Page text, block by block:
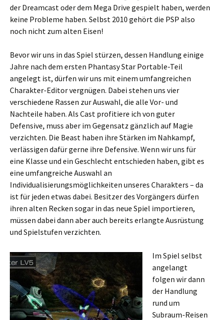
der Dreamcast oder dem Mega Drive gespielt haben, werden
keine Probleme haben. Selbst 2010 gehört die PSP also
noch nicht zum alten Eisen!
Bevor wir uns in das Spiel stürzen, dessen Handlung einige
Jahre nach dem ersten Phantasy Star Portable-Teil
angelegt ist, dürfen wir uns mit einem umfangreichen
Charakter-Editor vergnügen. Dabei stehen uns vier
verschiedene Rassen zur Auswahl, die alle Vor- und
Nachteile haben. Als Cast profitiere ich von guter
Defensive, muss aber im Gegensatz gänzlich auf Magie
verzichten. Die Beast haben ihre Stärken im Nahkampf,
verlässigen dafür gerne ihre Defensive. Wenn wir uns für
eine Klasse und ein Geschlecht entschieden haben, gibt es
eine umfangreiche Auswahl an
Individualisierungsmöglichkeiten unseres Charakters – da
ist für jeden etwas dabei. Besitzer des Vorgängers dürfen
ihren alten Recken sogar in das neue Spiel importieren,
müssen dabei dann aber auch bereits erlangte Ausrüstung
und Spielstufen verzichten.
Im Spiel selbst
angelangt
folgen wir dann
der Handlung
rund um
Subraum-Reisen